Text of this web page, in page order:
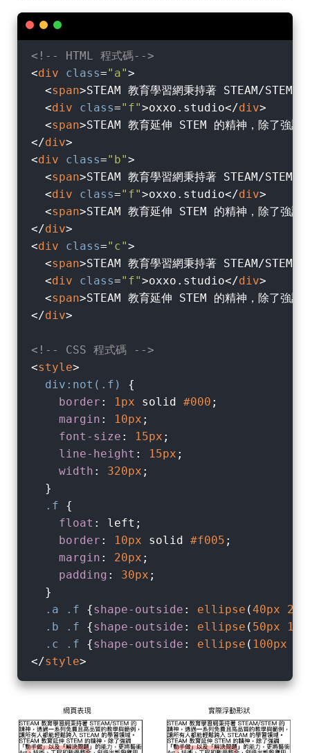
<!-- HTML 程式碼-->
<div class="a">
<span>STEAM 教育學習網秉持著 STEAM/STEM
<div class="f">oxxo.studio</div>
<span>STEAM 教育延伸 STEM 的精神，除了強調
</div>
<div class="b">
<span>STEAM 教育學習網秉持著 STEAM/STEM
<div class="f">oxxo.studio</div>
<span>STEAM 教育延伸 STEM 的精神，除了強調
</div>
<div class="c">
<span>STEAM 教育學習網秉持著 STEAM/STEM
<div class="f">oxxo.studio</div>
<span>STEAM 教育延伸 STEM 的精神，除了強調
</div>
<!-- CSS 程式碼 -->
<style>
div :not(.f)
{
border : 1px solid #000 ;
margin : 10px ;
font-size : 15px ;
line-height : 15px ;
width : 320px ;
  }
.f {
float : left;
border : 10px solid #f005 ;
margin : 20px ;
padding : 30px ;
  }
.a
.f {shape-outside : ellipse (40px
.b
.f {shape-outside : ellipse ( 50px
.c
.f {shape-outside : ellipse ( 100px
</style>